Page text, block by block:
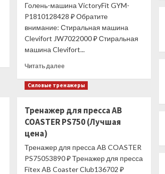
Голень-машина VictoryFit GYM-
P1810128428 ₽ Обратите
внимание: Стиральная машина
Clevifort JW7022000 ₽ Стиральная
машина Clevifort...
Читать далееПрочитать
о
GYM-
P1810
(Лучшая
цена)
Силовые тренажеры
Тренажер для пресса AB
COASTER PS750 (Лучшая
цена)
Тренажер для пресса AB COASTER
PS75053890 ₽ Тренажер для пресса
Fitex AB Coaster Club136702 ₽